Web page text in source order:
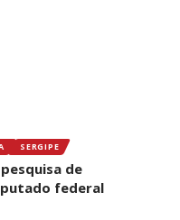
SERGIPE
de
federal